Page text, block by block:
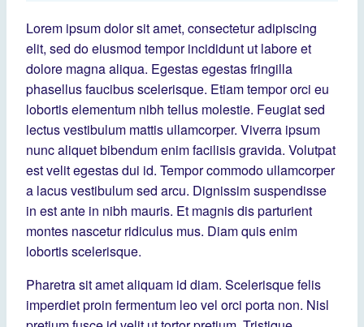
Lorem ipsum dolor sit amet, consectetur adipiscing
elit, sed do eiusmod tempor incididunt ut labore et
dolore magna aliqua. Egestas egestas fringilla
phasellus faucibus scelerisque. Etiam tempor orci eu
lobortis elementum nibh tellus molestie. Feugiat sed
lectus vestibulum mattis ullamcorper. Viverra ipsum
nunc aliquet bibendum enim facilisis gravida. Volutpat
est velit egestas dui id. Tempor commodo ullamcorper
a lacus vestibulum sed arcu. Dignissim suspendisse
in est ante in nibh mauris. Et magnis dis parturient
montes nascetur ridiculus mus. Diam quis enim
lobortis scelerisque.
Pharetra sit amet aliquam id diam. Scelerisque felis
imperdiet proin fermentum leo vel orci porta non. Nisl